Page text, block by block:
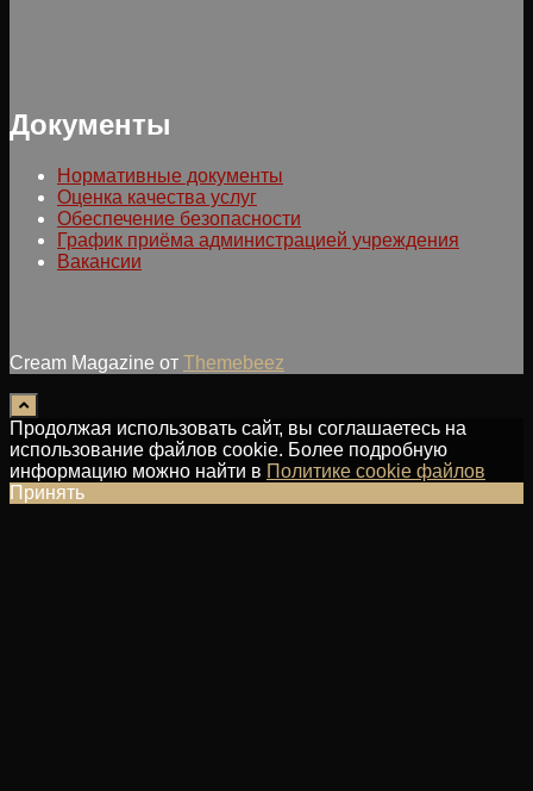
Документы
Нормативные документы
Оценка качества услуг
Обеспечение безопасности
График приёма администрацией учреждения
Вакансии
Cream Magazine от Themebeez
Продолжая использовать сайт, вы соглашаетесь на
использование файлов cookie. Более подробную
информацию можно найти в Политике cookie файлов
Принять